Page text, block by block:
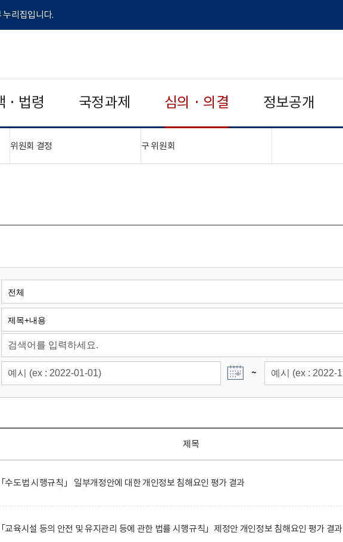
누리집입니다.
· 법령 국정과제 심의 · 의결 정보공개
위원회 결정 구 위원회
~
제목
「수도법 시행규칙」 일부개정안에 대한 개인정보 침해요인 평가 결과
「교육시설 등의 안전 및 유지관리 등에 관한 법률 시행규칙」제정안 개인정보 침해요인 평가 결과